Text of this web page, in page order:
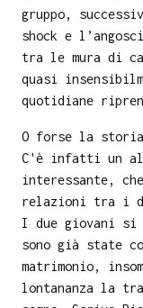
gruppo,
shock e
tra le mura di
quasi
quotidiane
O forse la storia
C'è infatti un
interessante,
relazioni tra i
I due giovani si
sono già state
matrimonio,
lontananza la